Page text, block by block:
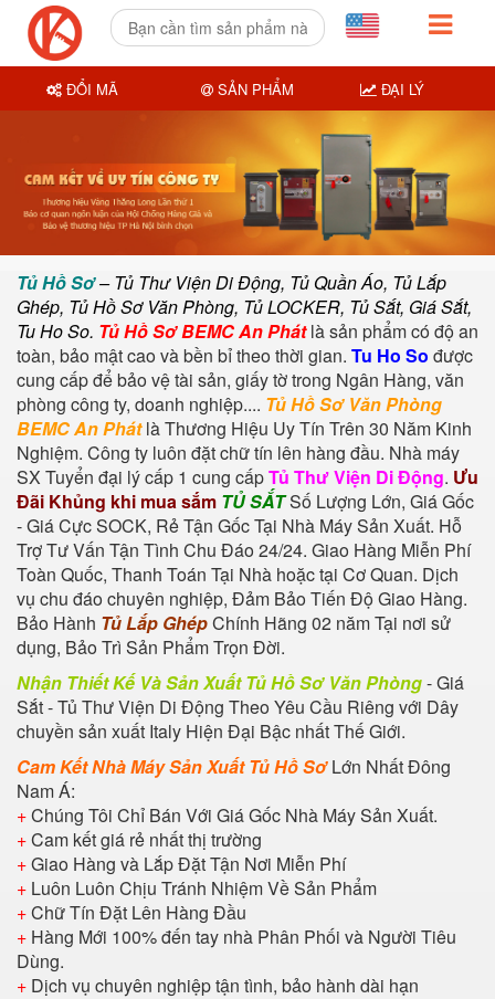
Tủ Hồ Sơ– Tủ Thư Viện Di Động, Tủ Quần Áo, Tủ Lắp
Ghép, Tủ Hồ Sơ Văn Phòng, Tủ LOCKER, Tủ Sắt, Giá Sắt,
Tu Ho So. Tủ Hồ Sơ BEMC An Phátlà sản phẩm có độ an
toàn, bảo mật cao và bền bỉ theo thời gian. Tu Ho So được
cung cấp để bảo vệ tài sản, giấy tờ trong Ngân Hàng, văn
phòng công ty, doanh nghiệp.... Tủ Hồ Sơ Văn Phòng
BEMC An Phátlà Thương Hiệu Uy Tín Trên 30 Năm Kinh
Nghiệm. Công ty luôn đặt chữ tín lên hàng đầu. Nhà máy
SX Tuyển đại lý cấp 1 cung cấpTủ Thư Viện Di Động. Ưu
Đãi Khủng khi mua sắm TỦ SẮTSố Lượng Lớn, Giá Gốc
- Giá Cực SOCK, Rẻ Tận Gốc Tại Nhà Máy Sản Xuất. Hỗ
Trợ Tư Vấn Tận Tình Chu Đáo 24/24. Giao Hàng Miễn Phí
Toàn Quốc, Thanh Toán Tại Nhà hoặc tại Cơ Quan. Dịch
vụ chu đáo chuyên nghiệp, Đảm Bảo Tiến Độ Giao Hàng.
Bảo Hành Tủ Lắp GhépChính Hãng 02 năm Tại nơi sử
dụng, Bảo Trì Sản Phẩm Trọn Đời.
Nhận Thiết Kế Và Sản Xuất Tủ Hồ Sơ Văn Phòng- Giá
Sắt - Tủ Thư Viện Di Động Theo Yêu Cầu Riêng với Dây
chuyền sản xuất Italy Hiện Đại Bậc nhất Thế Giới.
Cam Kết Nhà Máy Sản Xuất Tủ Hồ SơLớn Nhất Đông
Nam Á:
+Chúng Tôi Chỉ Bán Với Giá Gốc Nhà Máy Sản Xuất.
+Cam kết giá rẻ nhất thị trường
+Giao Hàng và Lắp Đặt Tận Nơi Miễn Phí
+ Luôn Luôn Chịu Tránh Nhiệm Về Sản Phẩm
+Chữ Tín Đặt Lên Hàng Đầu
+ Hàng Mới 100% đến tay nhà Phân Phối và Người Tiêu
Dùng.
+ Dịch vụ chuyên nghiệp tận tình, bảo hành dài hạn
ĐỔI MÃ SẢN PHẨM ĐẠI LÝ